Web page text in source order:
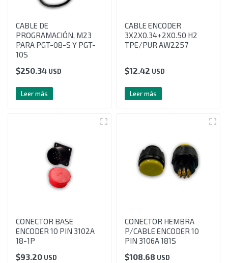
CABLE DE
PROGRAMACIÓN, M23
PARA PGT-08-S Y PGT-
10S
$250.34 USD
Leer más
CABLE ENCODER
3X2X0.34+2X0.50 H2
TPE/PUR AW2257
$12.42 USD
Leer más
CONECTOR BASE
ENCODER 10 PIN 3102A
18-1P
$93.20 USD
CONECTOR HEMBRA
P/CABLE ENCODER 10
PIN 3106A 181S
$108.68 USD